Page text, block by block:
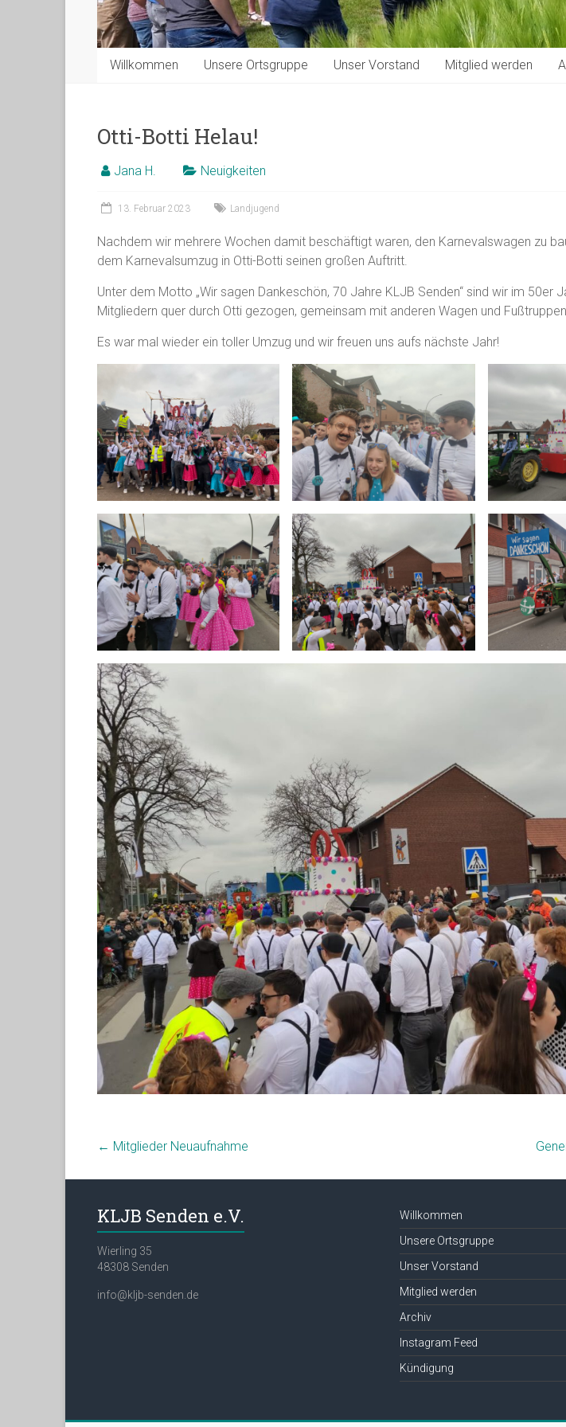
Willkommen Unsere Ortsgruppe Unser Vorstand Mitglied werden
Otti-Botti Helau!
Jana H. Neuigkeiten
13. Februar 2023 Landjugend
Nachdem wir mehrere Wochen damit beschäftigt waren, den Karnevalswagen zu
dem Karnevalsumzug in Otti-Botti seinen großen Auftritt.
Unter dem Motto „Wir sagen Dankeschön, 70 Jahre KLJB Senden“ sind wir im 50er
Mitgliedern quer durch Otti gezogen, gemeinsam mit anderen Wagen und
Es war mal wieder ein toller Umzug und wir freuen uns aufs nächste Jahr!
← Mitglieder Neuaufnahme
KLJB Senden e.V.
Wierling 35
48308 Senden
info@kljb-senden.de
Willkommen
Unsere Ortsgruppe
Unser Vorstand
Mitglied werden
Archiv
Instagram Feed
Kündigung